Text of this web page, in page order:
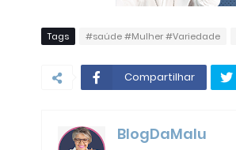
Tags #saúde #Mulher #Variedade
Compartilhar
BlogDaMalu